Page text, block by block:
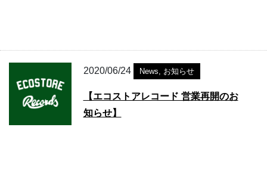
2020/06/24 News, お知らせ
【エコストアレコード 営業再開のお
知らせ】